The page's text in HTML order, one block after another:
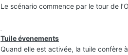
Le scénario commence par le tour de
Tuile évenements
Quand elle est activée, la tuile confère